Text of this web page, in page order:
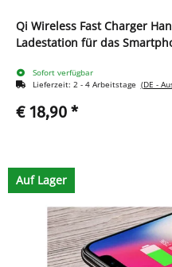
Qi Wireless Fast Charger
Ladestation für das
Sofort verfügbar
Lieferzeit: 2 - 4 Arbeitstage (DE -
€ 18,90 *
Auf Lager